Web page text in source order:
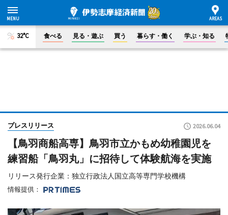
32°C 食べる 見る・遊ぶ 買う 暮らす・働く 学ぶ・知る
プレスリリース 2026.06.04
【鳥羽商船高専】鳥羽市立かもめ幼稚園児を
練習船「鳥羽丸」に招待して体験航海を実施
リリース発行企業：独立行政法人国立高等専門学校機構
情報提供：